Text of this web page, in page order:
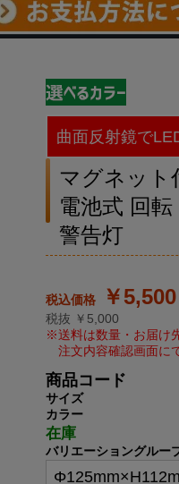
曲面反射鏡で
マグネット
電池式 回
警告灯
￥5,500
税抜 ￥5,000
商品コード
サイズ
カラー
在庫
バリエーショングルー